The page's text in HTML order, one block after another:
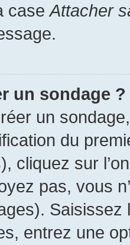
caseAttacher
un sondage ?
un
du
cliquez sur
pas, vous
entrez une